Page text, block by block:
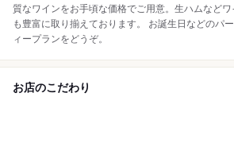
質なワインをお手頃な価格でご用意。生ハムなど
も豊富に取り揃えております。 お誕生日などのパ
ィープランをどうぞ。
お店のこだわり